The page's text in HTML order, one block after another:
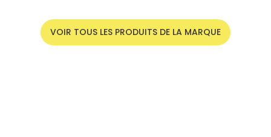
VOIR TOUS LES PRODUITS DE LA MARQUE